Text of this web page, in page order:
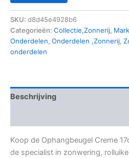
SKU: d8d45e4928b6
Categorieën: Collectie,Zonnerij,
Onderdelen, Onderdelen ,Zonnerij,
onderdelen
Beschrijving
Koop de Ophangbeugel Creme
de specialist in zonwering,